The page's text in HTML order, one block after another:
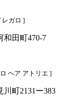
レガロ ]
和田町470-7
ヘア アトリエ ]
町2131ー383